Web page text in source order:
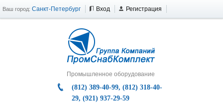
Ваш город: Санкт-Петербург Вход Регистрация
Промышленное оборудование
(812) 389-40-99, (812) 318-40-
29, (921) 937-29-59